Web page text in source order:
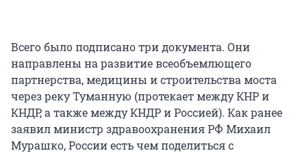
Всего было подписано три документа. Они
направлены на развитие всеобъемлющего
партнерства, медицины и строительства моста
через реку Туманную (протекает между КНР и
КНДР, а также между КНДР и Россией). Как ранее
заявил министр здравоохранения РФ Михаил
Мурашко, России есть чем поделиться с